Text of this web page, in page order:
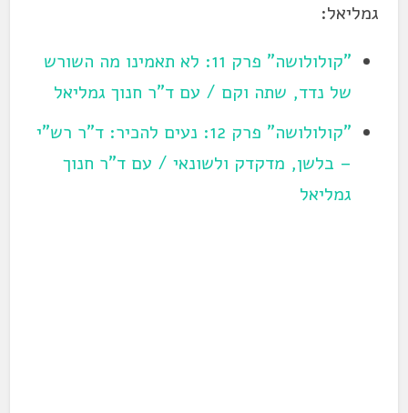
גמליאל:
"קולולושה" פרק 11: לא תאמינו מה השורש
של נדד, שתה וקם / עם ד"ר חנוך גמליאל
"קולולושה" פרק 12: נעים להכיר: ד"ר רש"י
– בלשן, מדקדק ולשונאי / עם ד"ר חנוך
גמליאל